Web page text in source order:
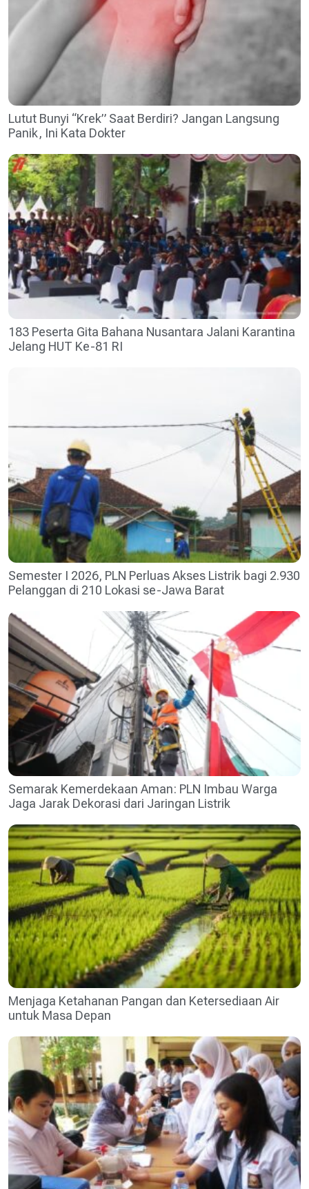
Lutut Bunyi “Krek” Saat Berdiri? Jangan Langsung
Panik, Ini Kata Dokter
183 Peserta Gita Bahana Nusantara Jalani Karantina
Jelang HUT Ke-81 RI
Semester I 2026, PLN Perluas Akses Listrik bagi 2.930
Pelanggan di 210 Lokasi se-Jawa Barat
Semarak Kemerdekaan Aman: PLN Imbau Warga
Jaga Jarak Dekorasi dari Jaringan Listrik
Menjaga Ketahanan Pangan dan Ketersediaan Air
untuk Masa Depan